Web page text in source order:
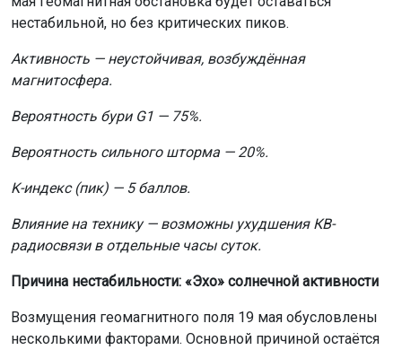
нестабильной, но без критических пиков.
Активность — неустойчивая, возбуждённая
магнитосфера.
Вероятность бури G1 — 75%.
Вероятность сильного шторма — 20%.
K-индекс (пик) — 5 баллов.
Влияние на технику — возможны ухудшения КВ-
радиосвязи в отдельные часы суток.
Причина нестабильности: «Эхо» солнечной активности
Возмущения геомагнитного поля 19 мая обусловлены
несколькими факторами. Основной причиной остаётся